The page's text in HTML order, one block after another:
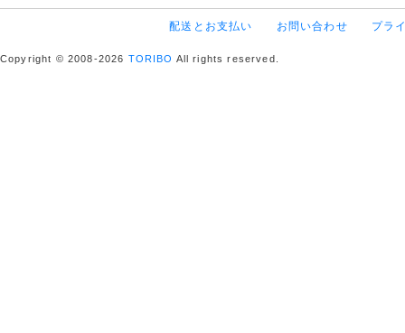
配送とお支払い お問い合わせ プラ
Copyright © 2008-2026 TORIBO All rights reserved.